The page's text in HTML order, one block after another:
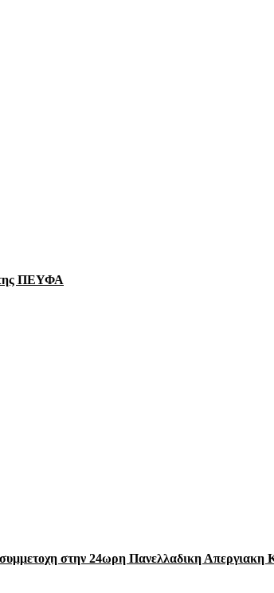
της ΠΕΥΦΑ
στην 24ωρη Πανελλαδικη Απεργιακη